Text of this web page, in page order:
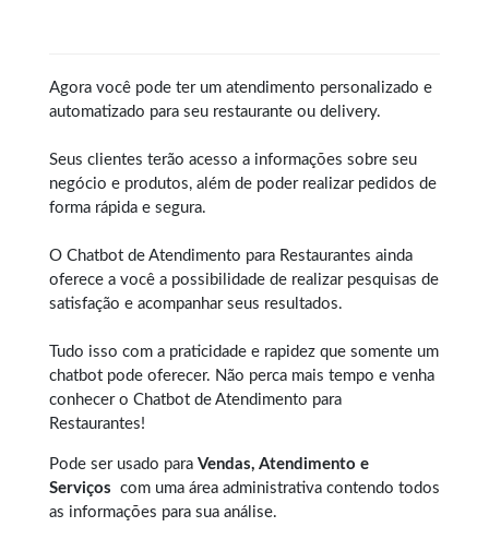
Agora você pode ter um atendimento personalizado e
automatizado para seu restaurante ou delivery.
Seus clientes terão acesso a informações sobre seu
negócio e produtos, além de poder realizar pedidos de
forma rápida e segura.
O Chatbot de Atendimento para Restaurantes ainda
oferece a você a possibilidade de realizar pesquisas de
satisfação e acompanhar seus resultados.
Tudo isso com a praticidade e rapidez que somente um
chatbot pode oferecer. Não perca mais tempo e venha
conhecer o Chatbot de Atendimento para
Restaurantes!
Pode ser usado para Vendas, Atendimento e
Serviços com uma área administrativa contendo todos
as informações para sua análise.